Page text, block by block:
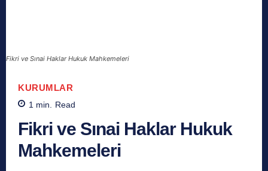
Fikri ve Sınai Haklar Hukuk Mahkemeleri
KURUMLAR
1 min. Read
Fikri ve Sınai Haklar Hukuk
Mahkemeleri